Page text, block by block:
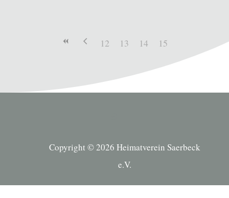
12 13 14 15
Copyright © 2026 Heimatverein Saerbeck
e.V.